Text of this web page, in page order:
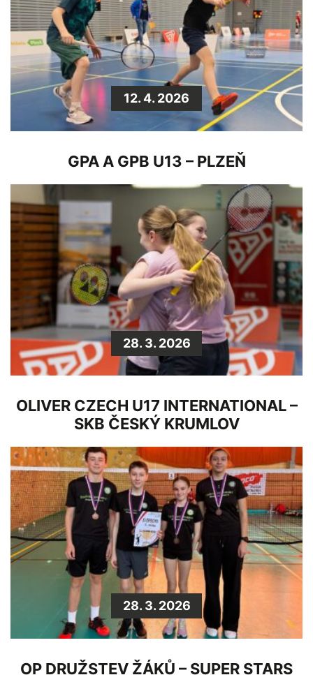
12. 4. 2026
GPA A GPB U13 – PLZEŇ
28. 3. 2026
OLIVER CZECH U17 INTERNATIONAL –
SKB ČESKÝ KRUMLOV
28. 3. 2026
OP DRUŽSTEV ŽÁKŮ – SUPER STARS